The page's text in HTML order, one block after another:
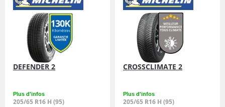
DEFENDER 2
Plus d'infos
205/65 R16 H (95)
CROSSCLIMATE 2
Plus d'infos
205/65 R16 H (95)